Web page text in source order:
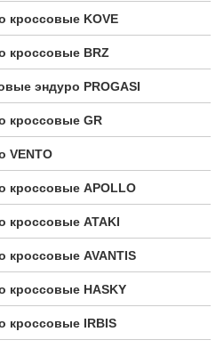
кроссовые KOVE
кроссовые BRZ
эндуро PROGASI
кроссовые GR
VENTO
кроссовые APOLLO
кроссовые ATAKI
кроссовые AVANTIS
кроссовые HASKY
кроссовые IRBIS